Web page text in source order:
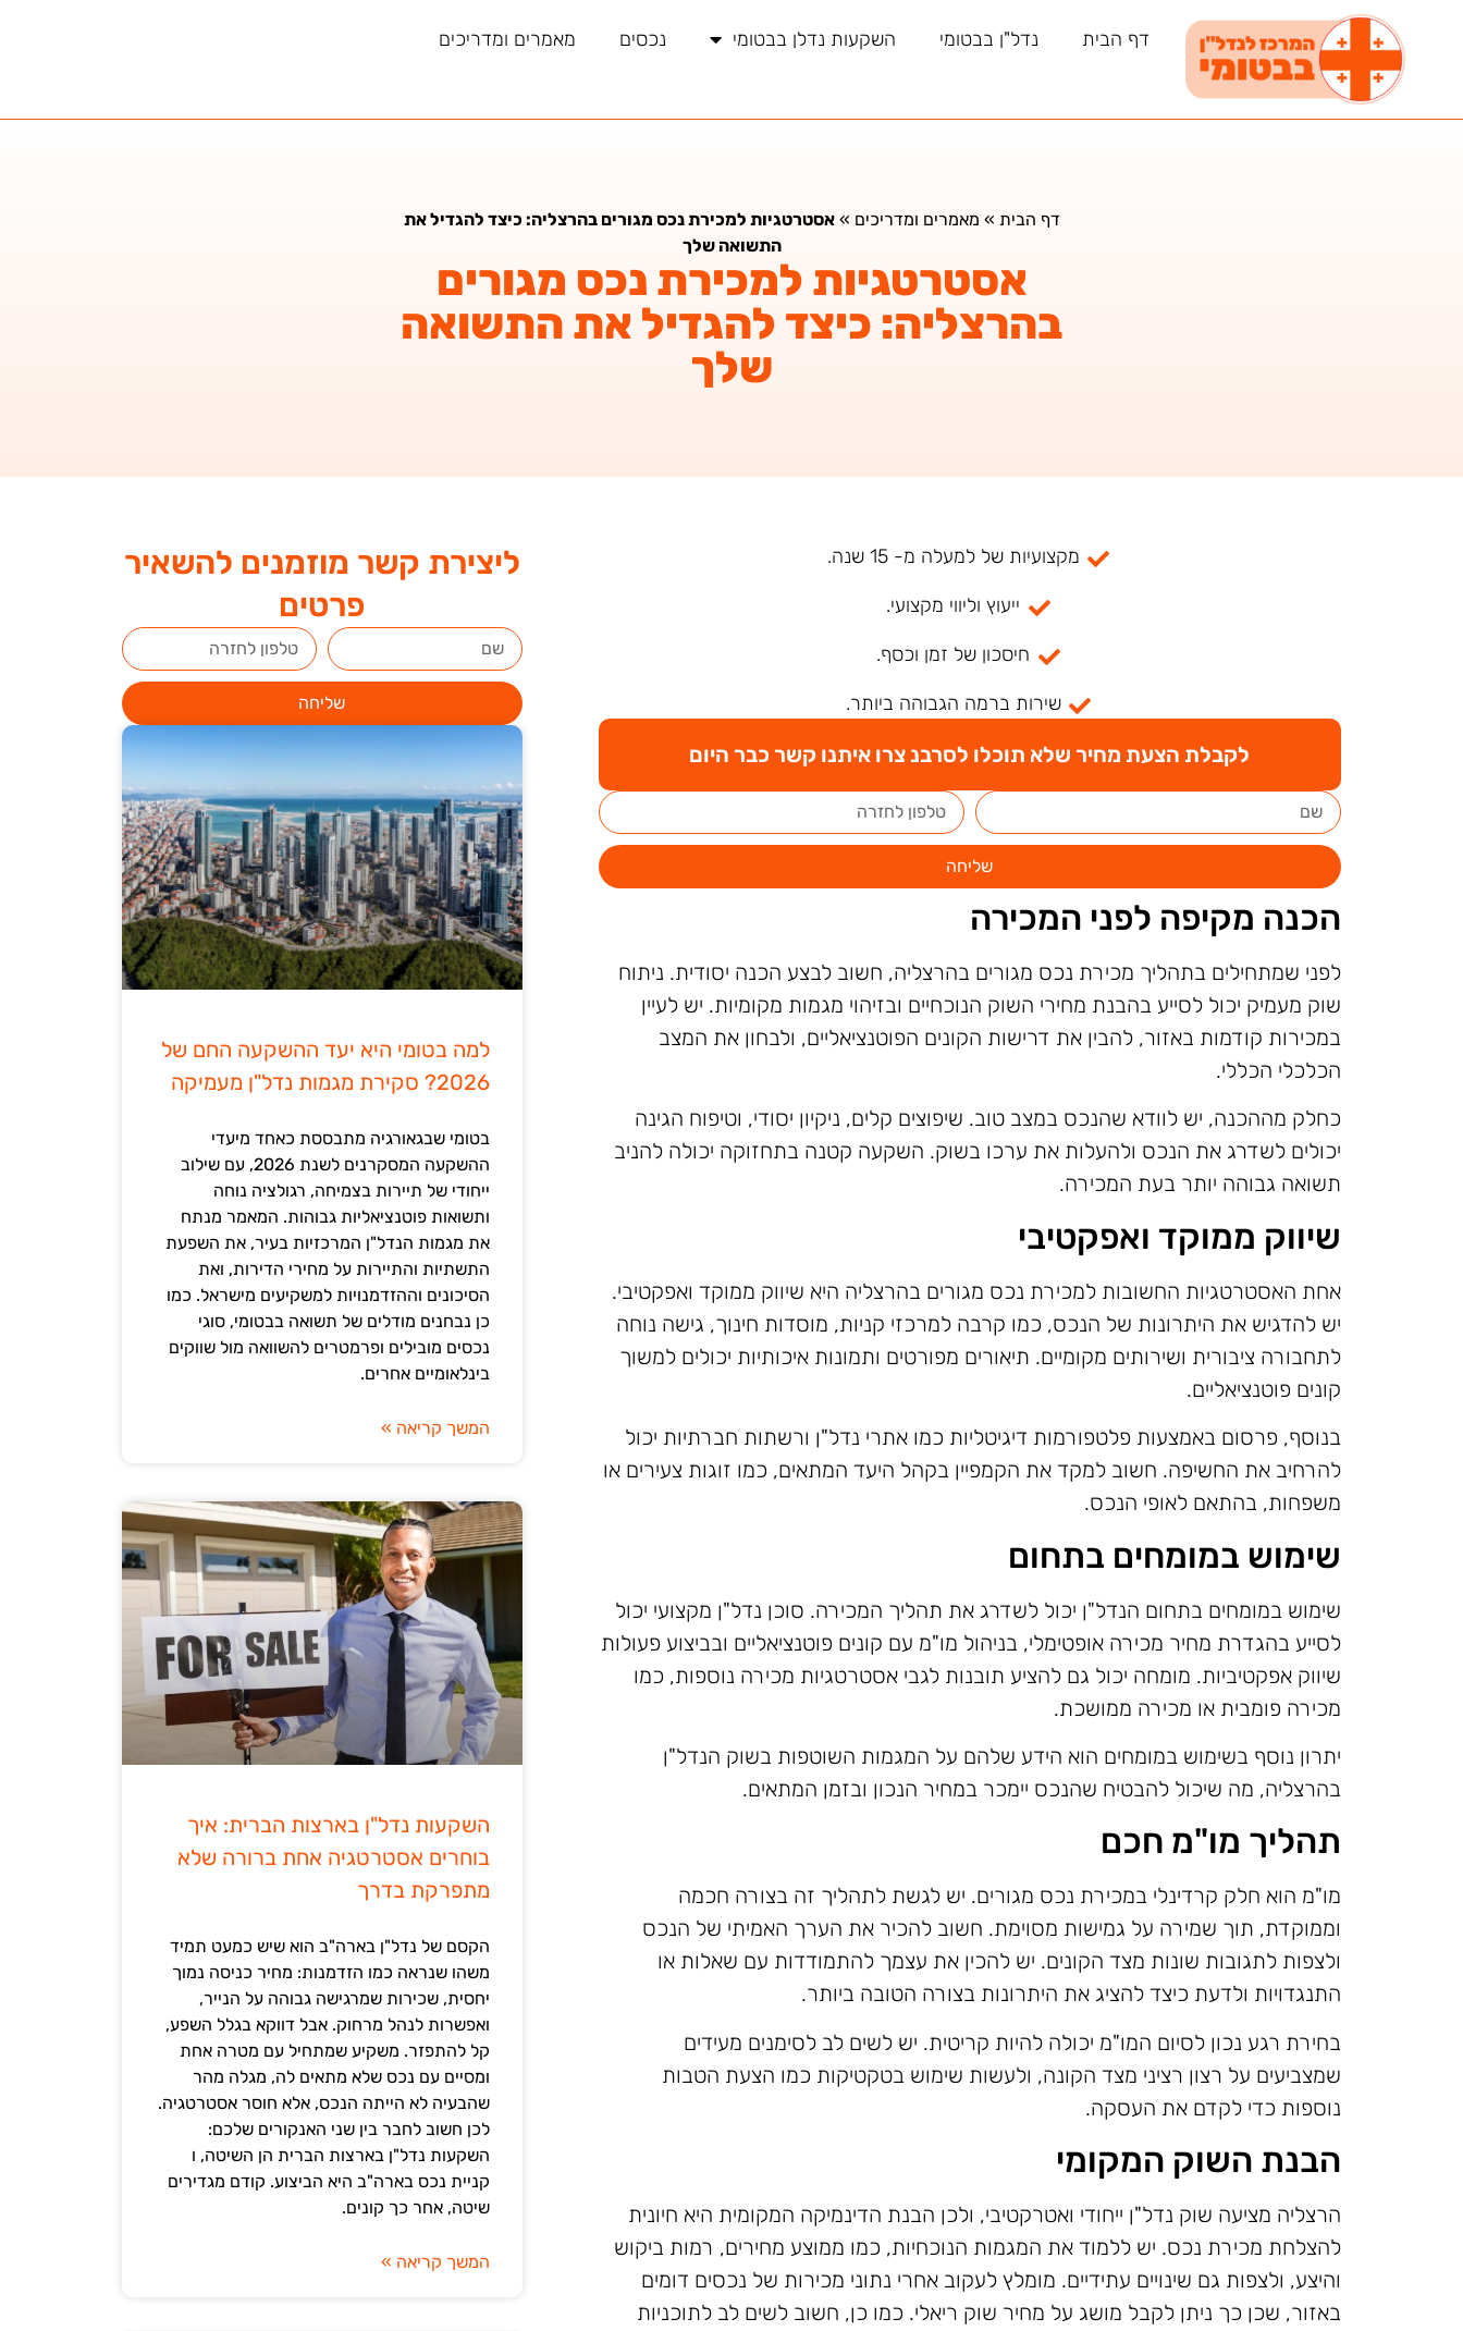
דף הבית נדל"ן בבטומי השקעות נדלן בבטומי נכסים מאמרים ומדריכים
דף הבית » מאמרים ומדריכים »אסטרטגיות למכירת נכס מגורים בהרצליה: כיצד להגדיל את
התשואה שלך
אסטרטגיות למכירת נכס מגורים
בהרצליה: כיצד להגדיל את התשואה
שלך
ליצירת קשר מוזמנים להשאיר
פרטים
שליחה
למה בטומי היא יעד ההשקעה החם של
2026? סקירת מגמות נדל"ן מעמיקה
בטומי שבגאורגיה מתבססת כאחד מיעדי
ההשקעה המסקרנים לשנת 2026, עם שילוב
ייחודי של תיירות בצמיחה, רגולציה נוחה
ותשואות פוטנציאליות גבוהות. המאמר מנתח
את מגמות הנדל"ן המרכזיות בעיר, את השפעת
התשתיות והתיירות על מחירי הדירות, ואת
הסיכונים וההזדמנויות למשקיעים מישראל. כמו
כן נבחנים מודלים של תשואה בבטומי, סוגי
נכסים מובילים ופרמטרים להשוואה מול שווקים
בינלאומיים אחרים.
המשך קריאה »
השקעות נדל"ן בארצות הברית: איך
בוחרים אסטרטגיה אחת ברורה שלא
מתפרקת בדרך
הקסם של נדל"ן בארה"ב הוא שיש כמעט תמיד
משהו שנראה כמו הזדמנות: מחיר כניסה נמוך
יחסית, שכירות שמרגישה גבוהה על הנייר,
ואפשרות לנהל מרחוק. אבל דווקא בגלל השפע,
קל להתפזר. משקיע שמתחיל עם מטרה אחת
ומסיים עם נכס שלא מתאים לה, מגלה מהר
שהבעיה לא הייתה הנכס, אלא חוסר אסטרטגיה.
לכן חשוב לחבר בין שני האנקורים שלכם:
השקעות נדל"ן בארצות הברית הן השיטה, ו
קניית נכס בארה"ב היא הביצוע. קודם מגדירים
שיטה, אחר כך קונים.
המשך קריאה »
מקצועיות של למעלה מ- 15 שנה.
ייעוץ וליווי מקצועי.
חיסכון של זמן וכסף.
שירות ברמה הגבוהה ביותר.
לקבלת הצעת מחיר שלא תוכלו לסרבנ צרו איתנו קשר כבר היום
שליחה
הכנה מקיפה לפני המכירה
לפני שמתחילים בתהליך מכירת נכס מגורים בהרצליה, חשוב לבצע הכנה יסודית. ניתוח
שוק מעמיק יכול לסייע בהבנת מחירי השוק הנוכחיים ובזיהוי מגמות מקומיות. יש לעיין
במכירות קודמות באזור, להבין את דרישות הקונים הפוטנציאליים, ולבחון את המצב
הכלכלי הכללי.
כחלק מההכנה, יש לוודא שהנכס במצב טוב. שיפוצים קלים, ניקיון יסודי, וטיפוח הגינה
יכולים לשדרג את הנכס ולהעלות את ערכו בשוק. השקעה קטנה בתחזוקה יכולה להניב
תשואה גבוהה יותר בעת המכירה.
שיווק ממוקד ואפקטיבי
אחת האסטרטגיות החשובות למכירת נכס מגורים בהרצליה היא שיווק ממוקד ואפקטיבי.
יש להדגיש את היתרונות של הנכס, כמו קרבה למרכזי קניות, מוסדות חינוך, גישה נוחה
לתחבורה ציבורית ושירותים מקומיים. תיאורים מפורטים ותמונות איכותיות יכולים למשוך
קונים פוטנציאליים.
בנוסף, פרסום באמצעות פלטפורמות דיגיטליות כמו אתרי נדל"ן ורשתות חברתיות יכול
להרחיב את החשיפה. חשוב למקד את הקמפיין בקהל היעד המתאים, כמו זוגות צעירים או
משפחות, בהתאם לאופי הנכס.
שימוש במומחים בתחום
שימוש במומחים בתחום הנדל"ן יכול לשדרג את תהליך המכירה. סוכן נדל"ן מקצועי יכול
לסייע בהגדרת מחיר מכירה אופטימלי, בניהול מו"מ עם קונים פוטנציאליים ובביצוע פעולות
שיווק אפקטיביות. מומחה יכול גם להציע תובנות לגבי אסטרטגיות מכירה נוספות, כמו
מכירה פומבית או מכירה ממושכת.
יתרון נוסף בשימוש במומחים הוא הידע שלהם על המגמות השוטפות בשוק הנדל"ן
בהרצליה, מה שיכול להבטיח שהנכס יימכר במחיר הנכון ובזמן המתאים.
תהליך מו"מ חכם
מו"מ הוא חלק קרדינלי במכירת נכס מגורים. יש לגשת לתהליך זה בצורה חכמה
וממוקדת, תוך שמירה על גמישות מסוימת. חשוב להכיר את הערך האמיתי של הנכס
ולצפות לתגובות שונות מצד הקונים. יש להכין את עצמך להתמודדות עם שאלות או
התנגדויות ולדעת כיצד להציג את היתרונות בצורה הטובה ביותר.
בחירת רגע נכון לסיום המו"מ יכולה להיות קריטית. יש לשים לב לסימנים מעידים
שמצביעים על רצון רציני מצד הקונה, ולעשות שימוש בטקטיקות כמו הצעת הטבות
נוספות כדי לקדם את העסקה.
הבנת השוק המקומי
הרצליה מציעה שוק נדל"ן ייחודי ואטרקטיבי, ולכן הבנת הדינמיקה המקומית היא חיונית
להצלחת מכירת נכס. יש ללמוד את המגמות הנוכחיות, כמו ממוצע מחירים, רמות ביקוש
והיצע, ולצפות גם שינויים עתידיים. מומלץ לעקוב אחרי נתוני מכירות של נכסים דומים
באזור, שכן כך ניתן לקבל מושג על מחיר שוק ריאלי. כמו כן, חשוב לשים לב לתוכניות